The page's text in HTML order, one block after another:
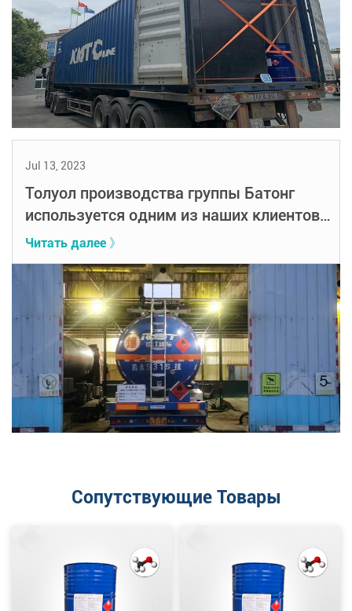
Jul 13, 2023
Толуол производства группы Батонг
используется одним из наших клиентов
в Хэнани
Читать далее 》
Сопутствующие Товары